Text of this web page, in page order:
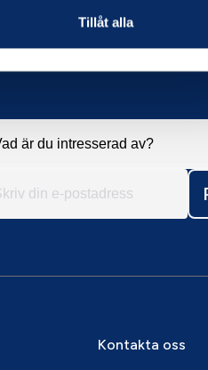
Tillåt alla
Kontakta oss